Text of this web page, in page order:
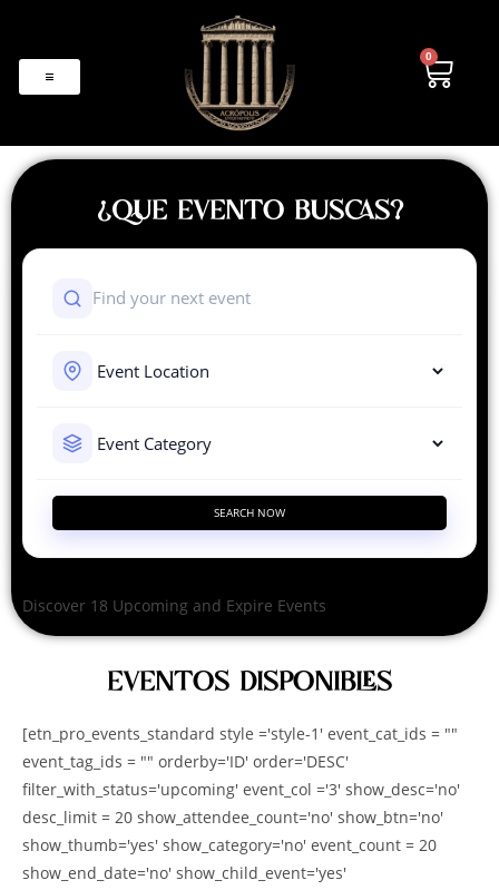
0
¿QUE EVENTO BUSCAS?
SEARCH NOW
Discover 18 Upcoming and Expire Events
EVENTOS DISPONIBLES
[etn_pro_events_standard style ='style-1' event_cat_ids = ""
event_tag_ids = "" orderby='ID' order='DESC'
filter_with_status='upcoming' event_col ='3' show_desc='no'
desc_limit = 20 show_attendee_count='no' show_btn='no'
show_thumb='yes' show_category='no' event_count = 20
show_end_date='no' show_child_event='yes'